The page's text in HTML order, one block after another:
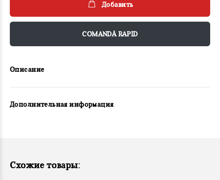
Добавить
COMANDĂ RAPID
Описание
Дополнительная информация
Схожие товары: